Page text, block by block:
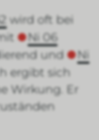
wird oft bei
Ni 06
und
Ni
ergibt sich
Wirkung. Er